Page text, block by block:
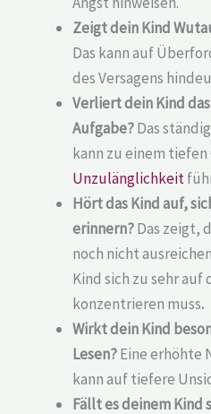
Zeigt dein Kind
Das kann auf
des Versagens
Verliert dein Kind
Aufgabe?Das
kann zu einem
Unzulänglichkeit
Hört das Kind auf,
erinnern?Das zeigt,
noch nicht
Kind sich zu sehr auf
konzentrieren muss.
Wirkt dein Kind
Lesen?Eine erhöhte
kann auf tiefere
Fällt es deinem Kind